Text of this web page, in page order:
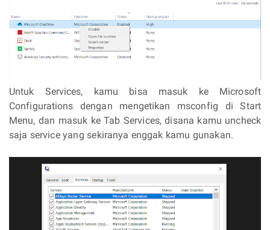
Untuk Services, kamu bisa masuk ke Microsoft
Configurations dengan mengetikan msconfig di Start
Menu, dan masuk ke Tab Services, disana kamu uncheck
saja service yang sekiranya enggak kamu gunakan.